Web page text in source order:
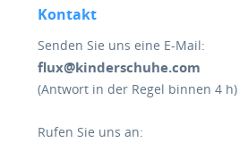
Kontakt
Senden Sie uns eine E-Mail:
flux@kinderschuhe.com
(Antwort in der Regel binnen 4 h)
Rufen Sie uns an: